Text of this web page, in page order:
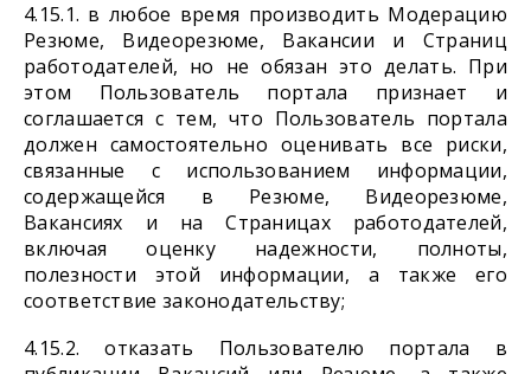
4.15.1. в любое время производить Модерацию
Резюме, Видеорезюме, Вакансии и Страниц
работодателей, но не обязан это делать. При
этом Пользователь портала признает и
соглашается с тем, что Пользователь портала
должен самостоятельно оценивать все риски,
связанные с использованием информации,
содержащейся в Резюме, Видеорезюме,
Вакансиях и на Страницах работодателей,
включая оценку надежности, полноты,
полезности этой информации, а также его
соответствие законодательству;
4.15.2. отказать Пользователю портала в